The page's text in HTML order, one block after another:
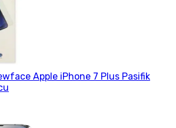
Apple iPhone 7 Plus Pasifik